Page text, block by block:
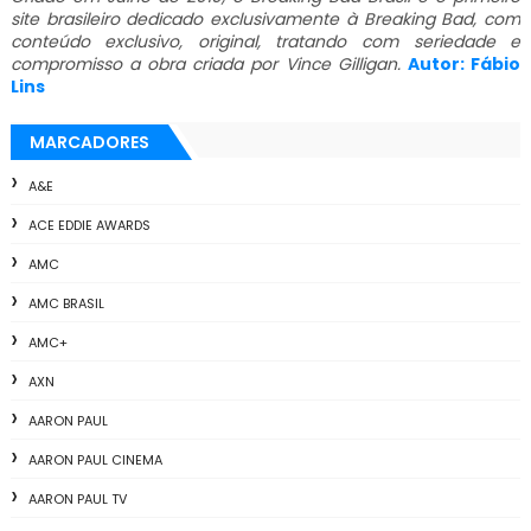
site brasileiro dedicado exclusivamente à Breaking Bad, com
conteúdo exclusivo, original, tratando com seriedade e
compromisso a obra criada por Vince Gilligan. Autor: Fábio
Lins
MARCADORES
A&E
ACE EDDIE AWARDS
AMC
AMC BRASIL
AMC+
AXN
AARON PAUL
AARON PAUL CINEMA
AARON PAUL TV